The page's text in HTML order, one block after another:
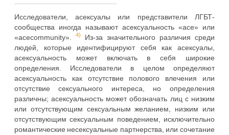
Исследователи, асексуалы или представители ЛГБТ-
сообщества иногда называют асексуальность «ace» или
«acecommunity».
4)
Из-за значительного различия среди
людей, которые идентифицируют себя как асексуалы,
асексуальность может включать в себя широкие
определения. Исследователи в целом определяют
асексуальность как отсутствие полового влечения или
отсутствие сексуального интереса, но определения
различны; асексуальность может обозначать лиц с низким
или отсутствующим сексуальным желанием, низким или
отсутствующим сексуальным поведением, исключительно
романтические несексуальные партнерства, или сочетание